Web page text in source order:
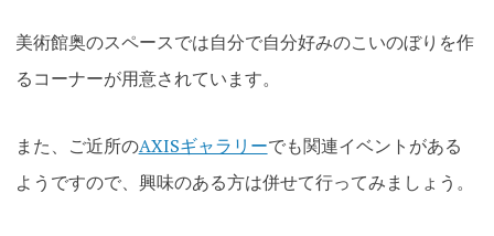
美術館奥のスペースでは自分で自分好みのこいのぼりを作
るコーナーが用意されています。
また、ご近所のAXISギャラリーでも関連イベントがある
ようですので、 興味のある方は併せて行ってみましょう。